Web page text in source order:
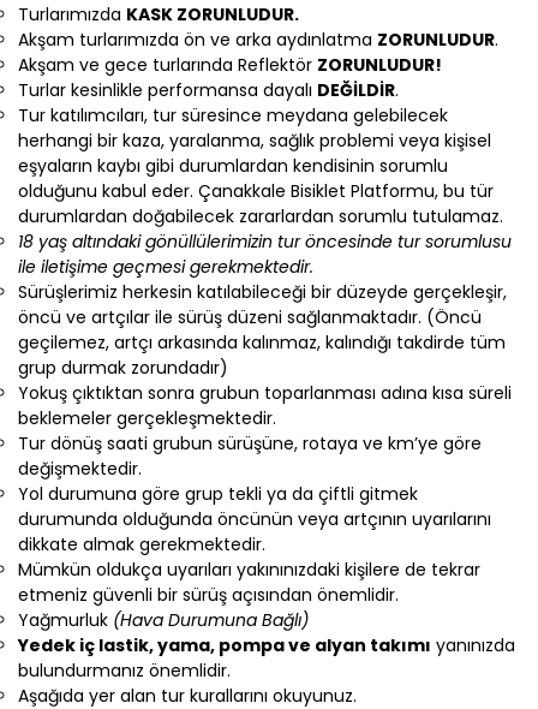
Turlarımızda KASK ZORUNLUDUR.
Akşam turlarımızda ön ve arka aydınlatma ZORUNLUDUR.
Akşam ve gece turlarında Reflektör ZORUNLUDUR!
Turlar kesinlikle performansa dayalı DEĞİLDİR.
Tur katılımcıları, tur süresince meydana gelebilecek
herhangi bir kaza, yaralanma, sağlık problemi veya kişisel
eşyaların kaybı gibi durumlardan kendisinin sorumlu
olduğunu kabul eder. Çanakkale Bisiklet Platformu, bu tür
durumlardan doğabilecek zararlardan sorumlu tutulamaz.
18 yaş altındaki gönüllülerimizin tur öncesinde tur sorumlusu
ile iletişime geçmesi gerekmektedir.
Sürüşlerimiz herkesin katılabileceği bir düzeyde gerçekleşir,
öncü ve artçılar ile sürüş düzeni sağlanmaktadır. (Öncü
geçilemez, artçı arkasında kalınmaz, kalındığı takdirde tüm
grup durmak zorundadır)
Yokuş çıktıktan sonra grubun toparlanması adına kısa süreli
beklemeler gerçekleşmektedir.
Tur dönüş saati grubun sürüşüne, rotaya ve km’ye göre
değişmektedir.
Yol durumuna göre grup tekli ya da çiftli gitmek
durumunda olduğunda öncünün veya artçının uyarılarını
dikkate almak gerekmektedir.
Mümkün oldukça uyarıları yakınınızdaki kişilere de tekrar
etmeniz güvenli bir sürüş açısından önemlidir.
Yağmurluk (Hava Durumuna Bağlı)
Yedek iç lastik, yama, pompa ve alyan takımı yanınızda
bulundurmanız önemlidir.
Aşağıda yer alan tur kurallarını okuyunuz.